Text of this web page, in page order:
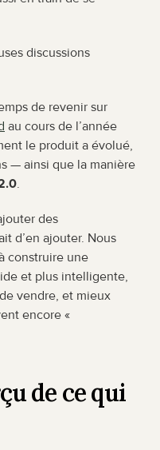
discussions
de revenir sur
au cours de l’année
le produit a évolué,
— ainsi que la manière
.
des
d’en ajouter. Nous
construire une
et plus intelligente,
vendre, et mieux
encore «
de ce qui